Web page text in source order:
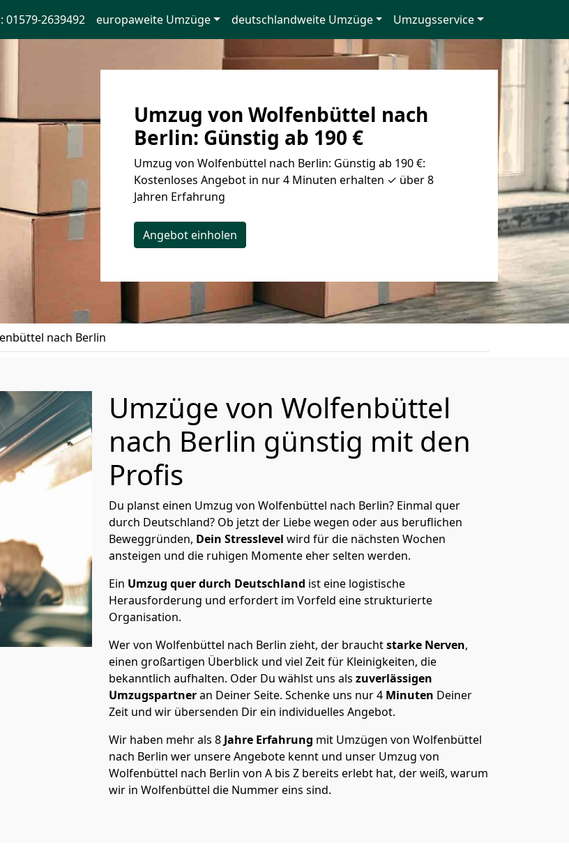
01579-2639492 europaweite Umzüge deutschlandweite Umzüge Umzugsservice
Umzug von Wolfenbüttel nach
Berlin: Günstig ab 190 €
Umzug von Wolfenbüttel nach Berlin: Günstig ab 190 €:
Kostenloses Angebot in nur 4 Minuten erhalten ✓ über 8
Jahren Erfahrung
Angebot einholen
nach Berlin
Umzüge von Wolfenbüttel
nach Berlin günstig mit den
Profis
Du planst einen Umzug von Wolfenbüttel nach Berlin? Einmal quer
durch Deutschland? Ob jetzt der Liebe wegen oder aus beruflichen
Beweggründen, Dein Stresslevel wird für die nächsten Wochen
ansteigen und die ruhigen Momente eher selten werden.
Ein Umzug quer durch Deutschland ist eine logistische
Herausforderung und erfordert im Vorfeld eine strukturierte
Organisation.
Wer von Wolfenbüttel nach Berlin zieht, der brauchtstarke Nerven,
einen großartigen Überblick und viel Zeit für Kleinigkeiten, die
bekanntlich aufhalten. Oder Du wählst uns als zuverlässigen
Umzugspartneran Deiner Seite. Schenke uns nur4 Minuten Deiner
Zeit und wir übersenden Dir ein individuelles Angebot.
Wir haben mehr als 8 Jahre Erfahrung mit Umzügen von Wolfenbüttel
nach Berlin wer unsere Angebote kennt und unser Umzug von
Wolfenbüttel nach Berlin von A bis Z bereits erlebt hat, der weiß, warum
wir in Wolfenbüttel die Nummer eins sind.